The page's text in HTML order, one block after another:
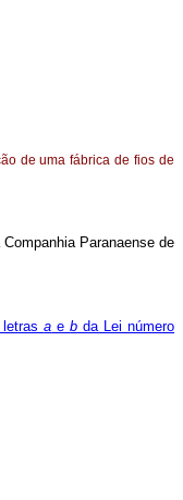
de uma fábrica de fios de
Paranaense de
letrasa eb da Lei número